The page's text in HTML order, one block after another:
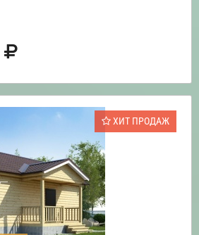
ХИТ ПРОДАЖ